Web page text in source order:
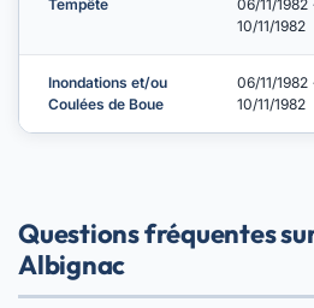
Tempête
06/11/1982
10/11/1982
Inondations et/ou
Coulées de Boue
06/11/1982
10/11/1982
Questions fréquentes
Albignac